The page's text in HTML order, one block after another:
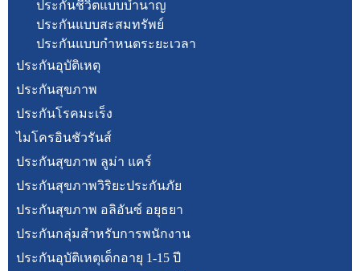
ประกันชีวิตแบบบำนาญ
ประกันแบบสะสมทรัพย์
ประกันแบบกำหนดระยะเวลา
ประกันอุบัติเหตุ
ประกันสุขภาพ
ประกันโรคมะเร็ง
ไมโครอินชัวรันส์
ประกันสุขภาพ ลูม่า แคร์
ประกันสุขภาพวิริยะประกันภัย
ประกันสุขภาพ อลิอันซ์ อยุธยา
ประกันกลุ่มสำหรับการพนักงาน
ประกันอุบัติเหตุเด็กอายุ 1-15 ปี